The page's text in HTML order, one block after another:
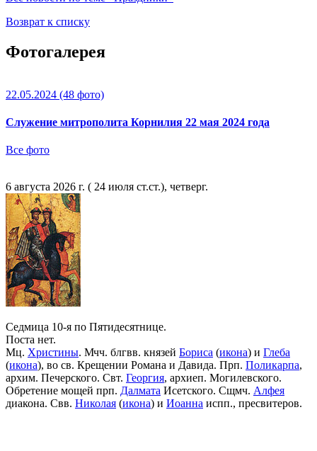
Возврат к списку
Фотогалерея
22.05.2024 (48 фото)
Служение митрополита Корнилия 22 мая 2024 года
Все фото
6 августа 2026 г. ( 24 июля ст.ст.), четверг.
Седмица 10-я по Пятидесятнице.
Поста нет.
Мц. Христины. Мчч. блгвв. князей Бориса (икона) и Глеба
(икона), во св. Крещении Романа и Давида. Прп. Поликарпа,
архим. Печерского. Свт. Георгия, архиеп. Могилевского.
Обретение мощей прп. Далмата Исетского. Сщмч. Алфея
диакона. Свв. Николая (икона) и Иоанна испп., пресвитеров.